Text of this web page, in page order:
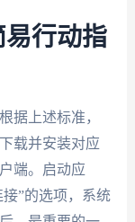
行动指
据上述标准，
载并安装对应
端。启动应
”的选项，系统